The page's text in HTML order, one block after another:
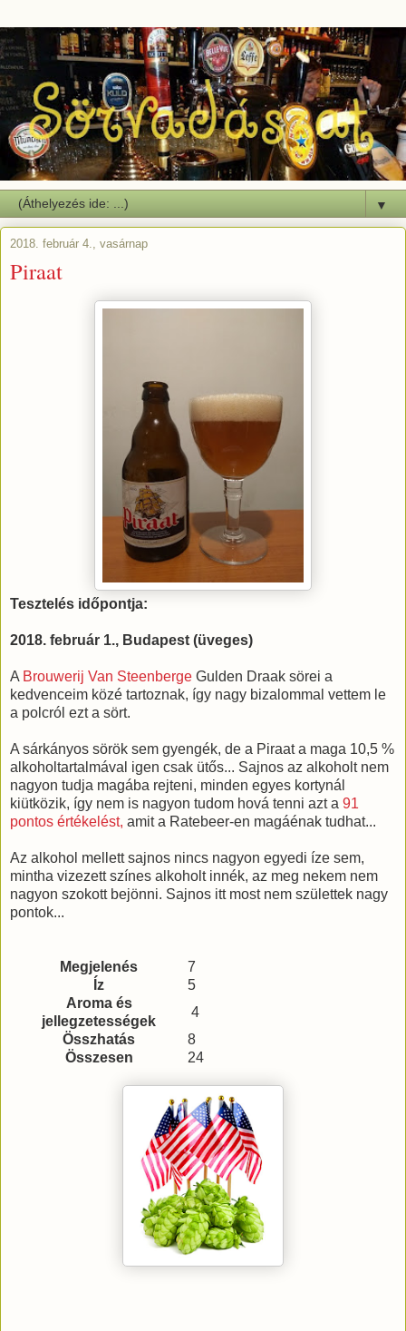
▼
2018. február 4., vasárnap
Piraat
Tesztelés időpontja:
2018. február 1., Budapest (üveges)
A Brouwerij Van Steenberge Gulden Draak sörei a
kedvenceim közé tartoznak, így nagy bizalommal vettem le
a polcról ezt a sört.
A sárkányos sörök sem gyengék, de a Piraat a maga 10,5 %
alkoholtartalmával igen csak ütős... Sajnos az alkoholt nem
nagyon tudja magába rejteni, minden egyes kortynál
kiütközik, így nem is nagyon tudom hová tenni azt a 91
pontos értékelést, amit a Ratebeer-en magáénak tudhat...
Az alkohol mellett sajnos nincs nagyon egyedi íze sem,
mintha vizezett színes alkoholt innék, az meg nekem nem
nagyon szokott bejönni. Sajnos itt most nem születtek nagy
pontok...
Megjelenés
7
Íz
5
Aroma és
jellegzetességek
4
Összhatás
8
Összesen
24